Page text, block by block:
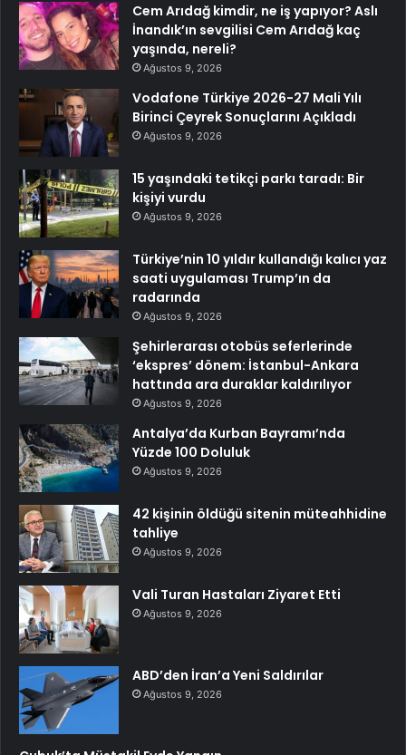
Cem Arıdağ kimdir, ne iş yapıyor? Aslı
İnandık’ın sevgilisi Cem Arıdağ kaç
yaşında, nereli?
Ağustos 9, 2026
Vodafone Türkiye 2026-27 Mali Yılı
Birinci Çeyrek Sonuçlarını Açıkladı
Ağustos 9, 2026
15 yaşındaki tetikçi parkı taradı: Bir
kişiyi vurdu
Ağustos 9, 2026
Türkiye’nin 10 yıldır kullandığı kalıcı yaz
saati uygulaması Trump’ın da
radarında
Ağustos 9, 2026
Şehirlerarası otobüs seferlerinde
‘ekspres’ dönem: İstanbul-Ankara
hattında ara duraklar kaldırılıyor
Ağustos 9, 2026
Antalya’da Kurban Bayramı’nda
Yüzde 100 Doluluk
Ağustos 9, 2026
42 kişinin öldüğü sitenin müteahhidine
tahliye
Ağustos 9, 2026
Vali Turan Hastaları Ziyaret Etti
Ağustos 9, 2026
ABD’den İran’a Yeni Saldırılar
Ağustos 9, 2026